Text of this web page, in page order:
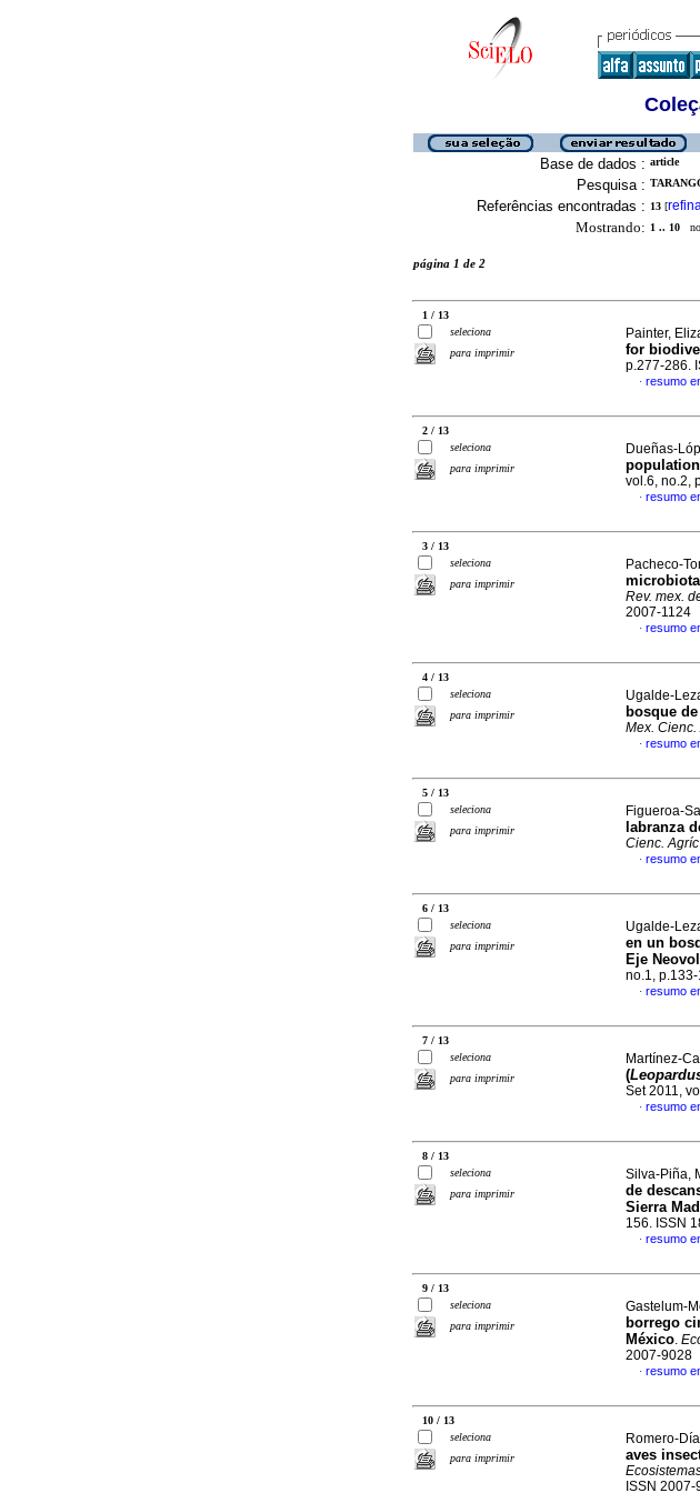
Base de dados : article
Pesquisa :
Referências encontradas : 13 [
Mostrando: 1 .. 10
página 1 de 2
1 / 13
seleciona
para imprimir
Painter,
for
p.277-286.
· resumo
2 / 13
seleciona
para imprimir
Dueñas-
vol.6, no.2,
· resumo
3 / 13
seleciona
para imprimir
Pacheco-
Rev. mex.
2007-1124
· resumo
4 / 13
seleciona
para imprimir
Ugalde-
bosque de
Mex. Cienc.
· resumo
5 / 13
seleciona
para imprimir
Figueroa-
labranza
Cienc. Agríc
· resumo
6 / 13
seleciona
para imprimir
Ugalde-
en un
Eje
no.1,
· resumo
7 / 13
seleciona
para imprimir
Martínez-
(
Set 2011,
· resumo
8 / 13
seleciona
para imprimir
Silva-Piña,
de
Sierra
156. ISSN
· resumo
9 / 13
seleciona
para imprimir
Gastelum-
borrego
México.
2007-9028
· resumo
10 / 13
seleciona
para imprimir
Romero-
aves
ISSN 2007-